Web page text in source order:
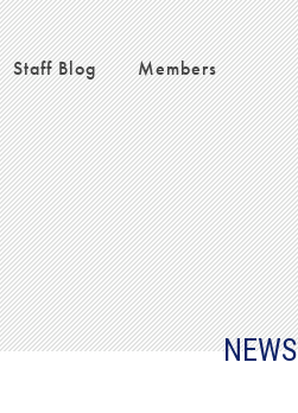
Staff Blog Members
NEWS